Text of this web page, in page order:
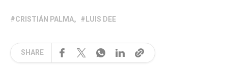
CRISTIÁN PALMA LUIS DEE
SHARE